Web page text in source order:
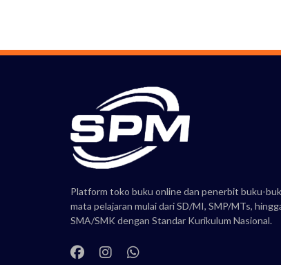
Platform toko buku online dan penerbit buku-
mata pelajaran mulai dari SD/MI, SMP/MTs,
SMA/SMK dengan Standar Kurikulum Nasional.